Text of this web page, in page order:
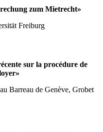
zum Mietrecht»
Freiburg
sur la procédure de
Barreau de Genève, Grobet